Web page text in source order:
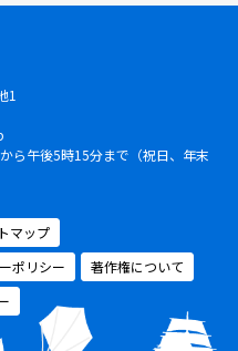
1
ら午後5時15分まで（祝日、年末
マップ
ポリシー
著作権について